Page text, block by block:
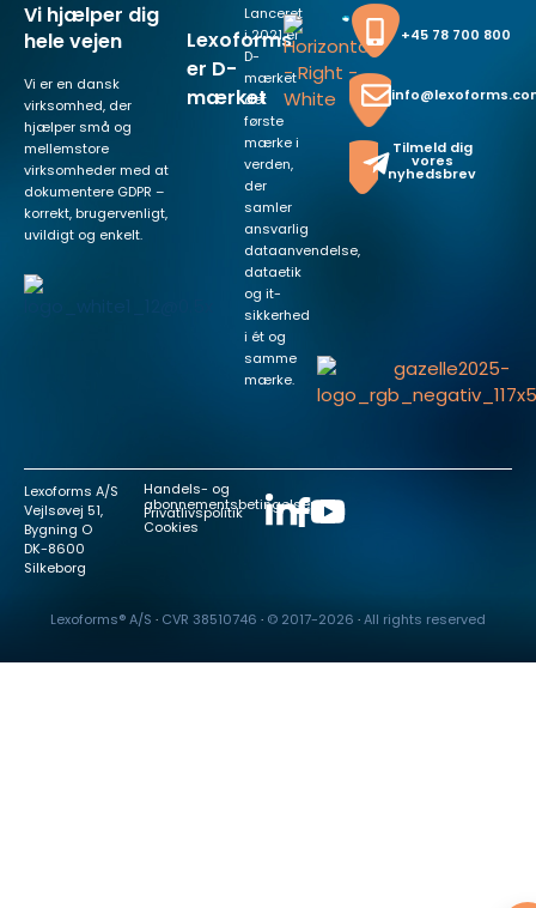
Vi hjælper dig
hele vejen
Vi er en dansk
virksomhed, der
hjælper små og
mellemstore
virksomheder med at
dokumentere GDPR –
korrekt, brugervenligt,
uvildigt og enkelt.
Lexoforms
er D-
mærket
Lanceret
i 2021 er
D-
mærket
det
første
mærke i
verden,
der
samler
ansvarlig
dataanvendelse,
dataetik
og it-
sikkerhed
i ét og
samme
mærke.
+45 78 700 800
Tilmeld dig
vores
nyhedsbrev
Lexoforms A/S
Vejlsøvej 51,
Bygning O
DK-8600
Silkeborg
Handels- og
abonnementsbetingelser
Privatlivspolitik
Cookies
Lexoforms® A/S · CVR 38510746 · © 2017-2026 ·All rights reserved